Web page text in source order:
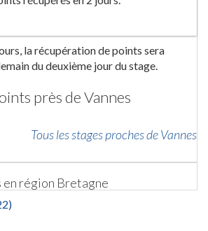
la récupération de points sera
du deuxième jour du stage.
près de Vannes
Tous les stages proches de Vannes
région Bretagne